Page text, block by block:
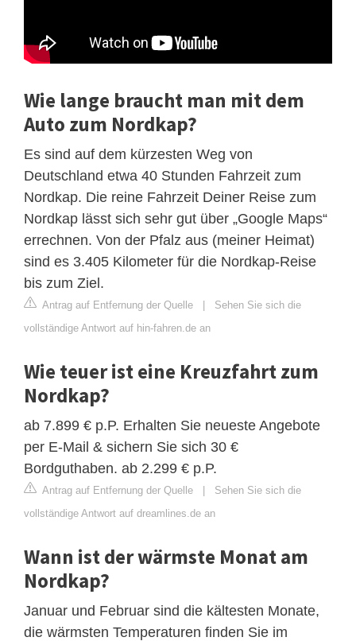
Wie lange braucht man mit dem
Auto zum Nordkap?
Es sind auf dem kürzesten Weg von
Deutschland etwa 40 Stunden Fahrzeit zum
Nordkap. Die reine Fahrzeit Deiner Reise zum
Nordkap lässt sich sehr gut über „Google Maps“
errechnen. Von der Pfalz aus (meiner Heimat)
sind es 3.405 Kilometer für die Nordkap-Reise
bis zum Ziel.
Antrag auf Entfernung der Quelle | Sehen Sie sich die
vollständige Antwort auf hin-fahren.de an
Wie teuer ist eine Kreuzfahrt zum
Nordkap?
ab 7.899 € p.P. Erhalten Sie neueste Angebote
per E-Mail & sichern Sie sich 30 €
Bordguthaben. ab 2.299 € p.P.
Antrag auf Entfernung der Quelle | Sehen Sie sich die
vollständige Antwort auf dreamlines.de an
Wann ist der wärmste Monat am
Nordkap?
Januar und Februar sind die kältesten Monate,
die wärmsten Temperaturen finden Sie im